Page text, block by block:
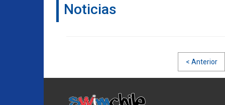
Noticias
de
entradas
< Anterior